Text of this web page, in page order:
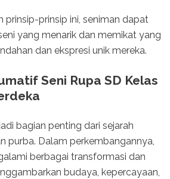
prinsip-prinsip ini, seniman dapat
yang menarik dan memikat yang
dan ekspresi unik mereka.
Seni Rupa SD Kelas
bagian penting dari sejarah
purba. Dalam perkembangannya,
berbagai transformasi dan
budaya, kepercayaan,